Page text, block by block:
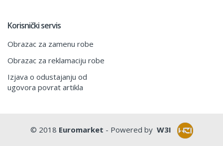
Korisnički servis
Obrazac za zamenu robe
Obrazac za reklamaciju robe
Izjava o odustajanju od
ugovora povrat artikla
© 2018 Euromarket - Powered by W3I